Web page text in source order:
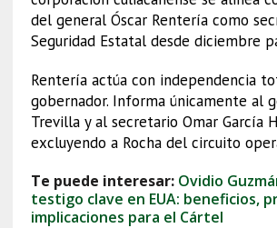
del general Óscar Rentería como
Seguridad Estatal desde diciembre
Rentería actúa con independencia
gobernador. Informa únicamente al
Trevilla y al secretario Omar García
excluyendo a Rocha del circuito
Te puede interesar: Ovidio
testigo clave en EUA: beneficios,
implicaciones para el Cártel